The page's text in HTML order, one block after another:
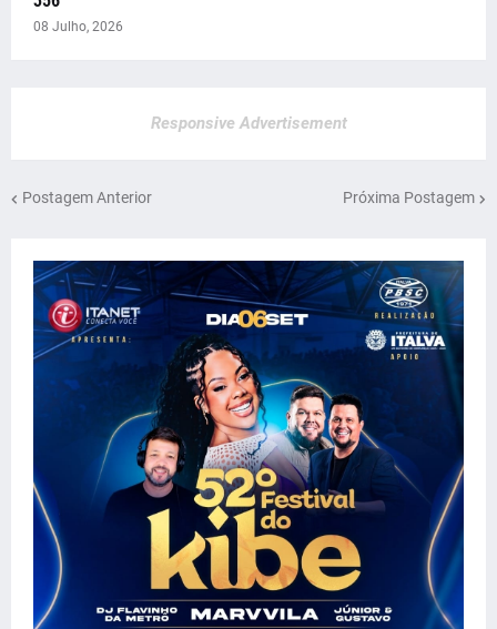
08 Julho, 2026
Responsive Advertisement
Postagem Anterior Próxima Postagem